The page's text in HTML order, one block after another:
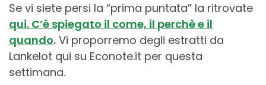
Se vi siete persi la “prima puntata” la ritrovate
qui. C’è spiegato il come, il perchè e il
quando. Vi proporremo degli estratti da
Lankelot qui su Econote.it per questa
settimana.